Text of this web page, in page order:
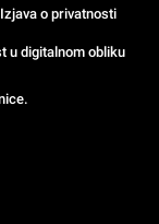
Izjava o privatnosti
u digitalnom obliku